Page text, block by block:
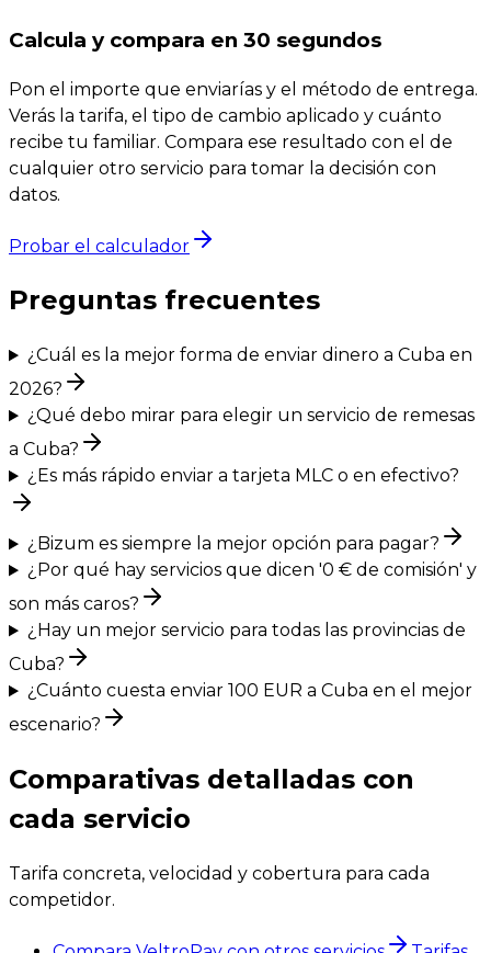
Calcula y compara en 30 segundos
Pon el importe que enviarías y el método de entrega.
Verás la tarifa, el tipo de cambio aplicado y cuánto
recibe tu familiar. Compara ese resultado con el de
cualquier otro servicio para tomar la decisión con
datos.
Probar el calculador
Preguntas frecuentes
¿Cuál es la mejor forma de enviar dinero a Cuba en
2026?
¿Qué debo mirar para elegir un servicio de remesas
a Cuba?
¿Es más rápido enviar a tarjeta MLC o en efectivo?
¿Bizum es siempre la mejor opción para pagar?
¿Por qué hay servicios que dicen '0 € de comisión' y
son más caros?
¿Hay un mejor servicio para todas las provincias de
Cuba?
¿Cuánto cuesta enviar 100 EUR a Cuba en el mejor
escenario?
Comparativas detalladas con
cada servicio
Tarifa concreta, velocidad y cobertura para cada
competidor.